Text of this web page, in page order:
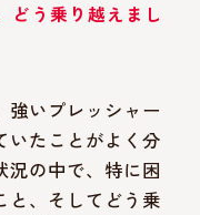
どう乗り越えまし
強いプレッシャー
いたことがよく分
況の中で、特に困
と、そしてどう乗